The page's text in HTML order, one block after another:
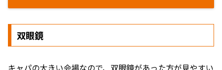
双眼鏡
キャパの大きい会場なので、双眼鏡があった方が見やすい